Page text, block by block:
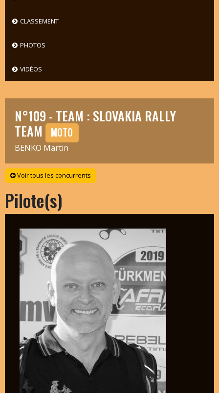
CLASSEMENT
PHOTOS
VIDÉOS
N°109 - TEAM : SLOVAKIA RALLY
TEAM MOTO
BENKO Martin
Voir tous les concurrents
Pilote(s)